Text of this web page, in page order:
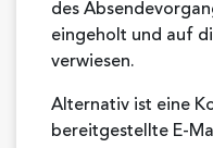
des
eingeholt und auf
verwiesen.
Alternativ ist eine
bereitgestellte E-